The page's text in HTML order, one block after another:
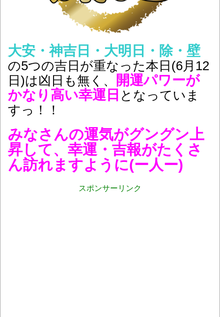
大安・神吉日・大明日・除・壁
の5つの吉日が重なった本日(6月12
日)は凶日も無く、
開運パワーが
かなり高い幸運日 となっていま
すっ！！
みなさんの運気がグングン上
昇して、幸運・吉報がたくさ
ん訪れますように(ー人ー)
スポンサーリンク